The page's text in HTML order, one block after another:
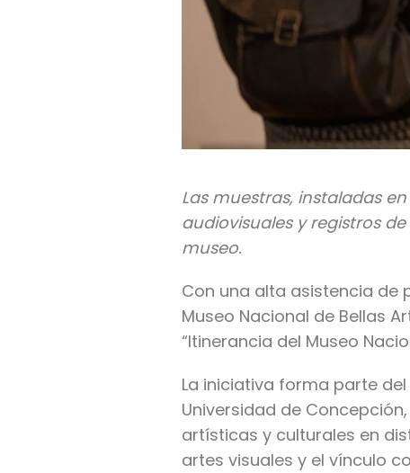
Las muestras, instaladas
audiovisuales y registros
museo.
Con una alta asistencia de
Museo Nacional de Bellas
“Itinerancia del Museo
La iniciativa forma parte
Universidad de
artísticas y culturales en
artes visuales y el vínculo